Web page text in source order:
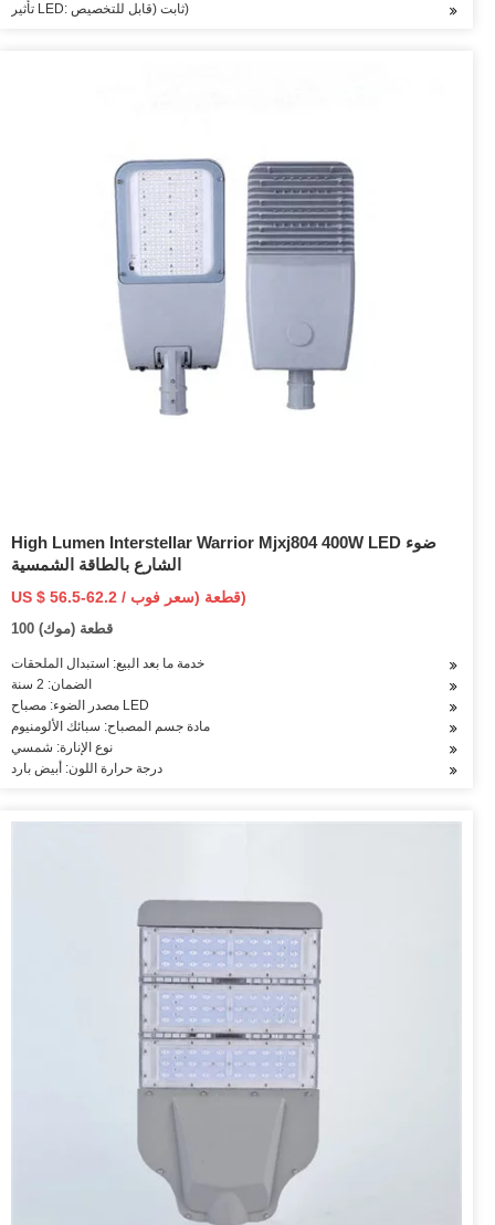
تأثير LED: ثابت (قابل للتخصيص)
High Lumen Interstellar Warrior Mjxj804 400W LED ضوء
الشارع بالطاقة الشمسية
US $ 56.5-62.2 / قطعة (سعر فوب)
100 قطعة (موك)
خدمة ما بعد البيع: استبدال الملحقات
الضمان: 2 سنة
مصدر الضوء: مصباح LED
مادة جسم المصباح: سبائك الألومنيوم
نوع الإنارة: شمسي
درجة حرارة اللون: أبيض بارد